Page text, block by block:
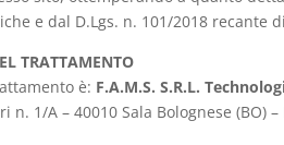
e dal D.Lgs. n. 101/2018 recante
TRATTAMENTO
è: F.A.M.S. S.R.L.
n. 1/A – 40010 Sala Bolognese (BO) –